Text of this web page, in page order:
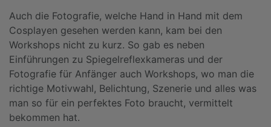
Auch die Fotografie, welche Hand in Hand mit dem
Cosplayen gesehen werden kann, kam bei den
Workshops nicht zu kurz. So gab es neben
Einführungen zu Spiegelreflexkameras und der
Fotografie für Anfänger auch Workshops, wo man die
richtige Motivwahl, Belichtung, Szenerie und alles was
man so für ein perfektes Foto braucht, vermittelt
bekommen hat.